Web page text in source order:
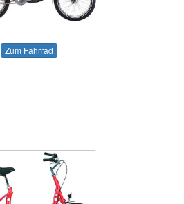
Zum Fahrrad